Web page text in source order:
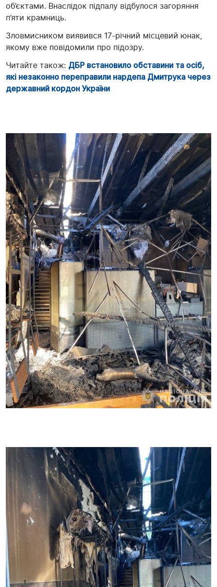
об’єктами. Внаслідок підпалу відбулося загоряння
п’яти крамниць.
Зловмисником виявився 17-річний місцевий юнак,
якому вже повідомили про підозру.
Читайте також: ДБР встановило обставини та осіб,
які незаконно переправили нардепа Дмитрука через
державний кордон України